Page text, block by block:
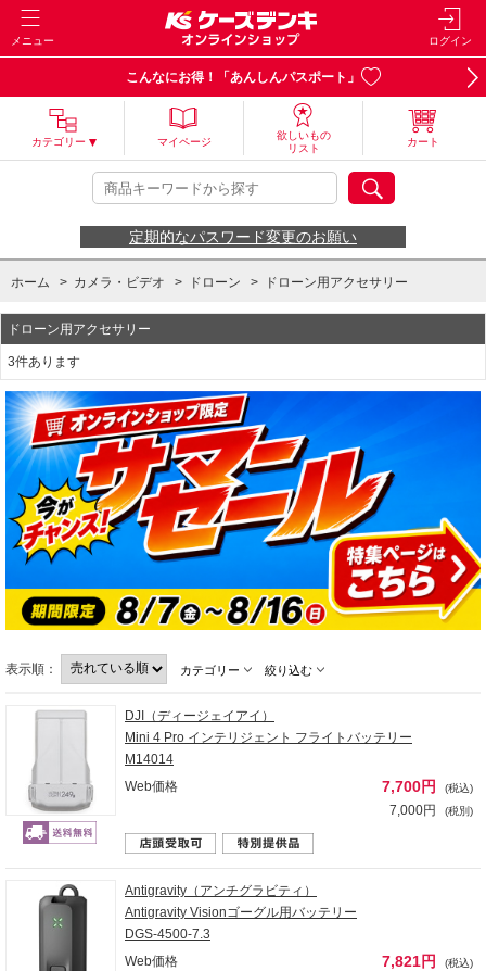
メニュー ログイン
こんなにお得！「あんしんパスポート」
カテゴリー マイページ
欲しいもの
リスト
カート
定期的なパスワード変更のお願い
ホーム > カメラ・ビデオ > ドローン > ドローン用アクセサリー
ドローン用アクセサリー
3件あります
表示順： カテゴリー 絞り込む
DJI（ディージェイアイ）
Mini 4 Pro インテリジェント フライトバッテリー
M14014
Web価格
7,700円 (税込)
7,000円 (税別)
Antigravity（アンチグラビティ）
Antigravity Visionゴーグル用バッテリー
DGS-4500-7.3
Web価格
7,821円 (税込)